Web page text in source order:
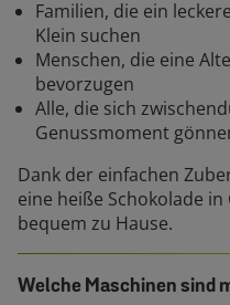
Familien, die ein
Klein suchen
Menschen, die eine
bevorzugen
Alle, die sich
Genussmoment
Dank der einfachen
eine heiße Schokolade
bequem zu Hause.
Welche Maschinen sind